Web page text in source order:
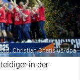
Christian Charisius/dpa
in der